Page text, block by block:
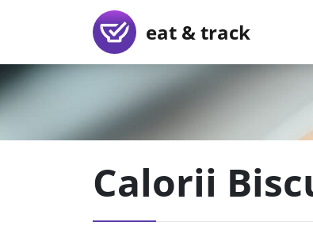
eat & track
Calorii